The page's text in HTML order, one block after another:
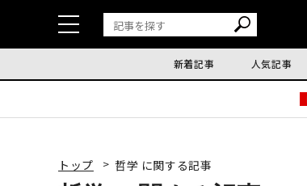
新着記事 人気記事
トップ 哲学 に関する記事